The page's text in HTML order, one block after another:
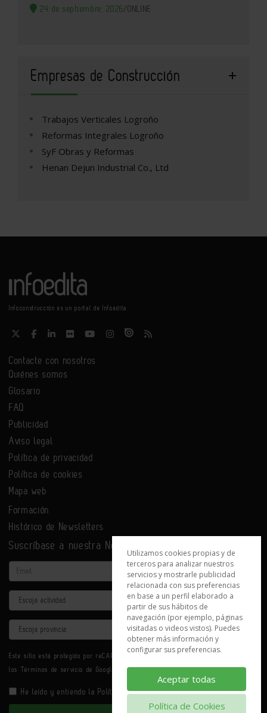
24 de septiembre, 2026/ONLINE
Empresas de Construcción
Trabajos Verticales Logroño
Reformas Integrales Logroño
SyF Obras y Reformas
Henan Dejun Industrial Co., Ltd
Infoconstrucción es un portal de Infoedita
Contacte con nosotros
Quiénes somos
Glosario
FAQ
Publicidad
Aviso legal
Política de privacidad
Política de cookies
Mapa web
Formación
Histórico de Newsletters
Suscríbase a nuestra Newsletter
Email
Actividad
Provincia
Este sitio está protegido por reCAPTCHA y se aplican la
los Términos de servicio de Google.
He leído y entiendo la Política de Privacidad
Utilizamos cookies propias y de
terceros para analizar nuestros
servicios y mostrarle publicidad
relacionada con sus preferencias
en base a un perfil elaborado a
partir de sus hábitos de
navegación (por ejemplo, páginas
visitadas o videos vistos). Puedes
obtener más información y
configurar sus preferencias.
Aceptar todas
Política de Cookies